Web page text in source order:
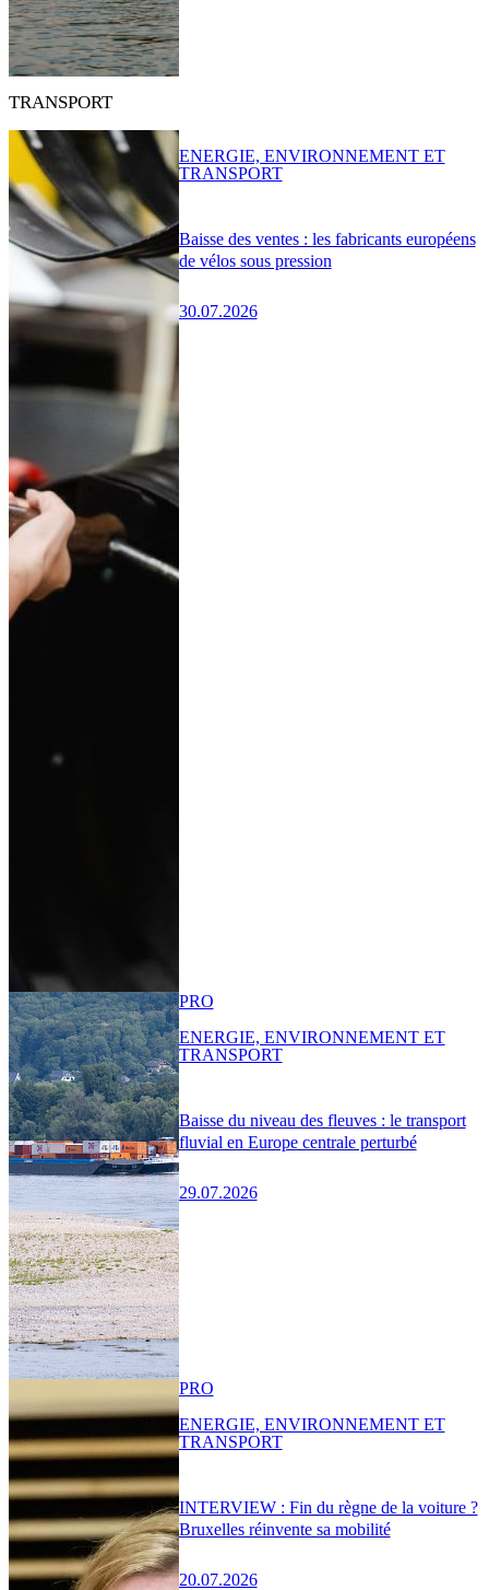
TRANSPORT
Baisse des ventes : les fabricants européens
de vélos sous pression
30.07.2026
ENERGIE, ENVIRONNEMENT ET
TRANSPORT
Baisse du niveau des fleuves : le transport
fluvial en Europe centrale perturbé
29.07.2026
PRO
ENERGIE, ENVIRONNEMENT ET
TRANSPORT
INTERVIEW : Fin du règne de la voiture ?
Bruxelles réinvente sa mobilité
20.07.2026
PRO
ENERGIE, ENVIRONNEMENT ET
TRANSPORT